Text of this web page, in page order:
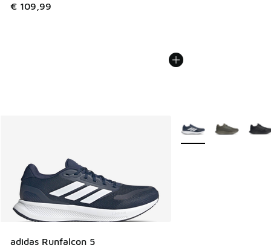
€ 109,99
adidas Runfalcon 5
Meer kleuren